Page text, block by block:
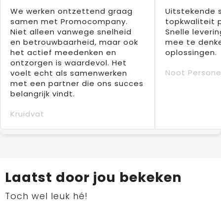
We werken ontzettend graag
samen met Promocompany.
Niet alleen vanwege snelheid
en betrouwbaarheid, maar ook
het actief meedenken en
ontzorgen is waardevol. Het
voelt echt als samenwerken
met een partner die ons succes
belangrijk vindt.
Kruidvat
Uitstekende
topkwaliteit
Snelle
mee te
oplossingen.
Noot
Laatst door jou bekeken
Toch wel leuk hé!